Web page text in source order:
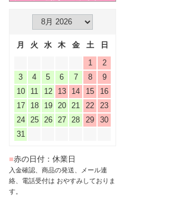
月 火 水 木 金 土
日
1
2
3
4 5 6 7 8
9
10
11 12 13 14 15
16
17
18 19 20 21 22
23
24
25 26 27 28 29
30
31
■赤の日付：休業日
入金確認、商品の発送、メール連
絡、電話受付は おやすみしておりま
す。